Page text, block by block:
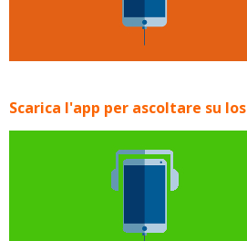
Scarica l'app per ascoltare su Ios